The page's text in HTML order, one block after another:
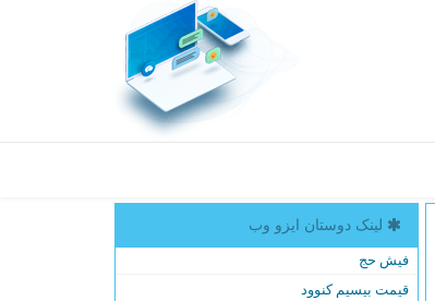
لینک دوستان ایزو وب
فیش حج
قیمت بیسیم کنوود